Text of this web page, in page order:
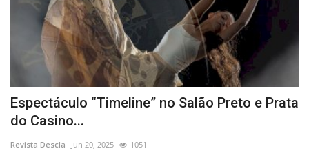
Espectáculo “Timeline” no Salão Preto e Prata
do Casino...
Revista Descla Jun 20, 2025 1051